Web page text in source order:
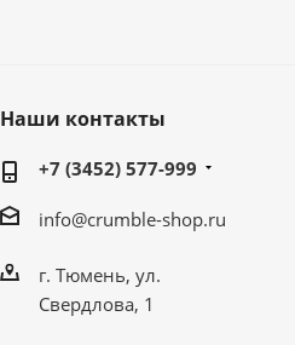
Наши контакты
+7 (3452) 577-999
info@crumble-shop.ru
г. Тюмень, ул.
Свердлова, 1